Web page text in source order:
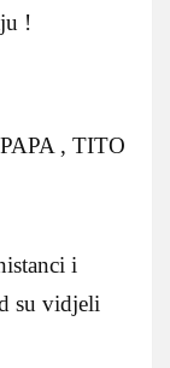
!
, TITO
i
su vidjeli